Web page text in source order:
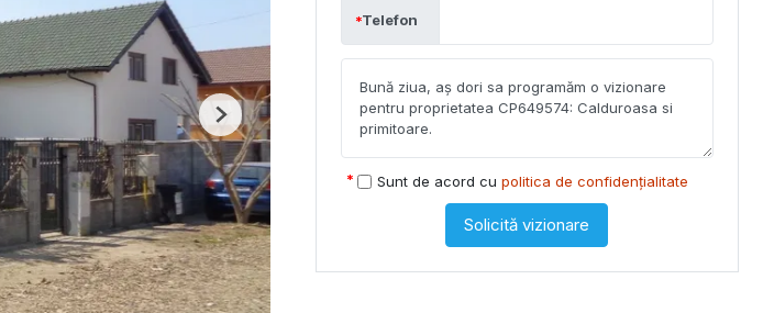
Next
Telefon
Sunt de acord cu politica de confidențialitate
Solicită vizionare